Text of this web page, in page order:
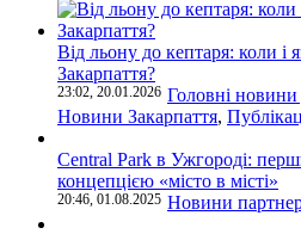
Від льону до кептаря: коли і
Закарпаття?
23:02, 20.01.2026 Головні новини
Новини Закарпаття,
Central Park в Ужгороді:
концепцією «місто в місті»
20:46, 01.08.2025 Новини